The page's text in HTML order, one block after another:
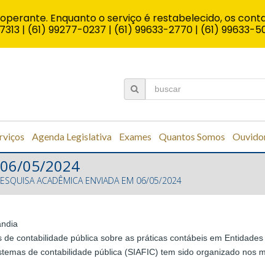
Agenda Legislativa Exames Quantos Somos
05/2024
ACADÊMICA ENVIADA EM 06/05/2024
contabilidade pública sobre as práticas contábeis em
de contabilidade pública (SIAFIC) tem sido organizado nos
Enquanto o serviço é restabelecido, os
7313 | (61) 99277-0237 | (61) 99633-2770 | (61) 99633-